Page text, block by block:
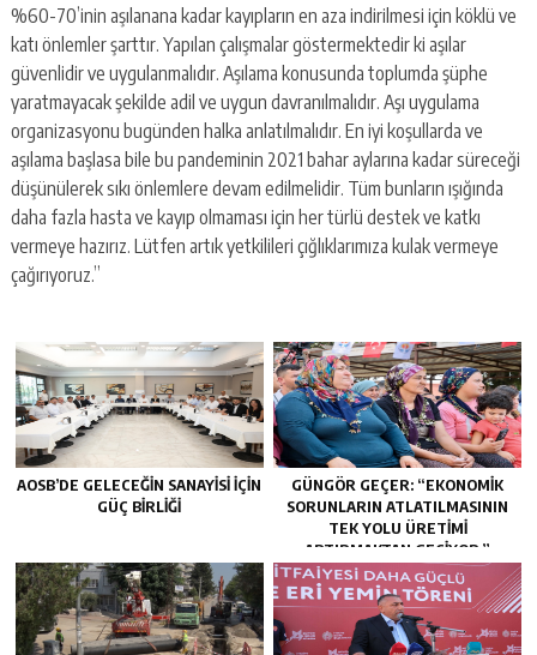
%60-70’inin aşılanana kadar kayıpların en aza indirilmesi için köklü ve
katı önlemler şarttır. Yapılan çalışmalar göstermektedir ki aşılar
güvenlidir ve uygulanmalıdır. Aşılama konusunda toplumda şüphe
yaratmayacak şekilde adil ve uygun davranılmalıdır. Aşı uygulama
organizasyonu bugünden halka anlatılmalıdır. En iyi koşullarda ve
aşılama başlasa bile bu pandeminin 2021 bahar aylarına kadar süreceği
düşünülerek sıkı önlemlere devam edilmelidir. Tüm bunların ışığında
daha fazla hasta ve kayıp olmaması için her türlü destek ve katkı
vermeye hazırız. Lütfen artık yetkilileri çığlıklarımıza kulak vermeye
çağırıyoruz.”
AOSB’DE GELECEĞIN SANAYISI İÇIN
GÜÇ BIRLIĞI
GÜNGÖR GEÇER: “EKONOMIK
SORUNLARIN ATLATILMASININ
TEK YOLU ÜRETIMI
ARTIRMAKTAN GEÇIYOR.”